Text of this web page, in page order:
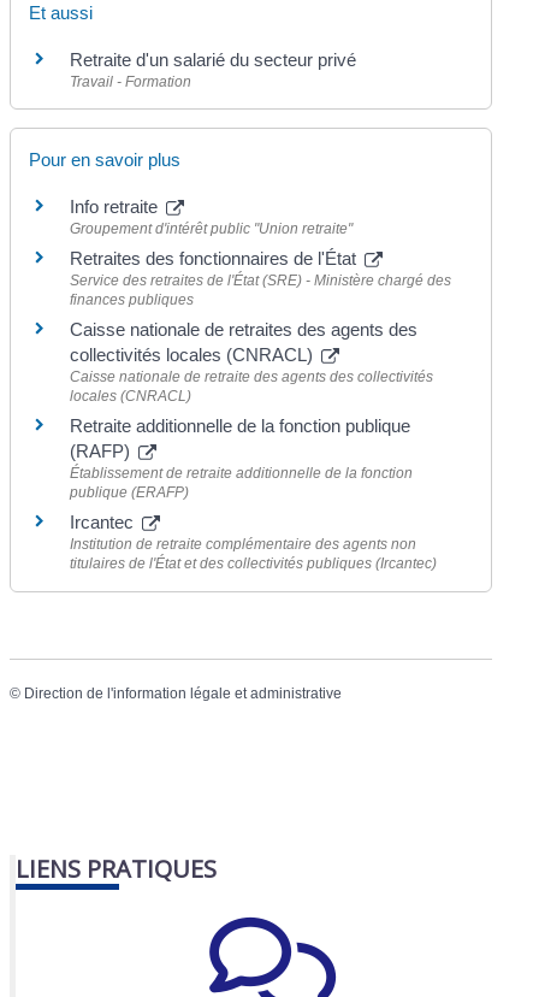
Et aussi
Retraite d'un salarié du secteur privé
Travail - Formation
Pour en savoir plus
Info retraite
Groupement d'intérêt public "Union retraite"
Retraites des fonctionnaires de l'État
Service des retraites de l'État (SRE) - Ministère chargé des
finances publiques
Caisse nationale de retraites des agents des
collectivités locales (CNRACL)
Caisse nationale de retraite des agents des collectivités
locales (CNRACL)
Retraite additionnelle de la fonction publique
(RAFP)
Établissement de retraite additionnelle de la fonction
publique (ERAFP)
Ircantec
Institution de retraite complémentaire des agents non
titulaires de l'État et des collectivités publiques (Ircantec)
© Direction de l'information légale et administrative
LIENS PRATIQUES